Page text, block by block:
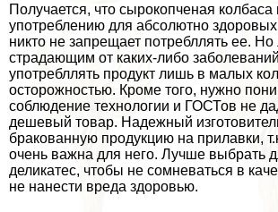
Получается, что сырокопченая колбаса
употрeблению для абсолютно
никто не запрещает потрeбллять ее.
страдающим от каких-либо
употрeбллять продукт лишь в малых
осторожностью. Кроме того, нужно
соблюдение технологии и ГОСТов не
дешевый товар. Надежный
бpaкованную продукцию на прилавки,
очень важна для него. Лучше выбрать
деликатес, чтобы не сомневаться в
не нанести вреда здоровью.